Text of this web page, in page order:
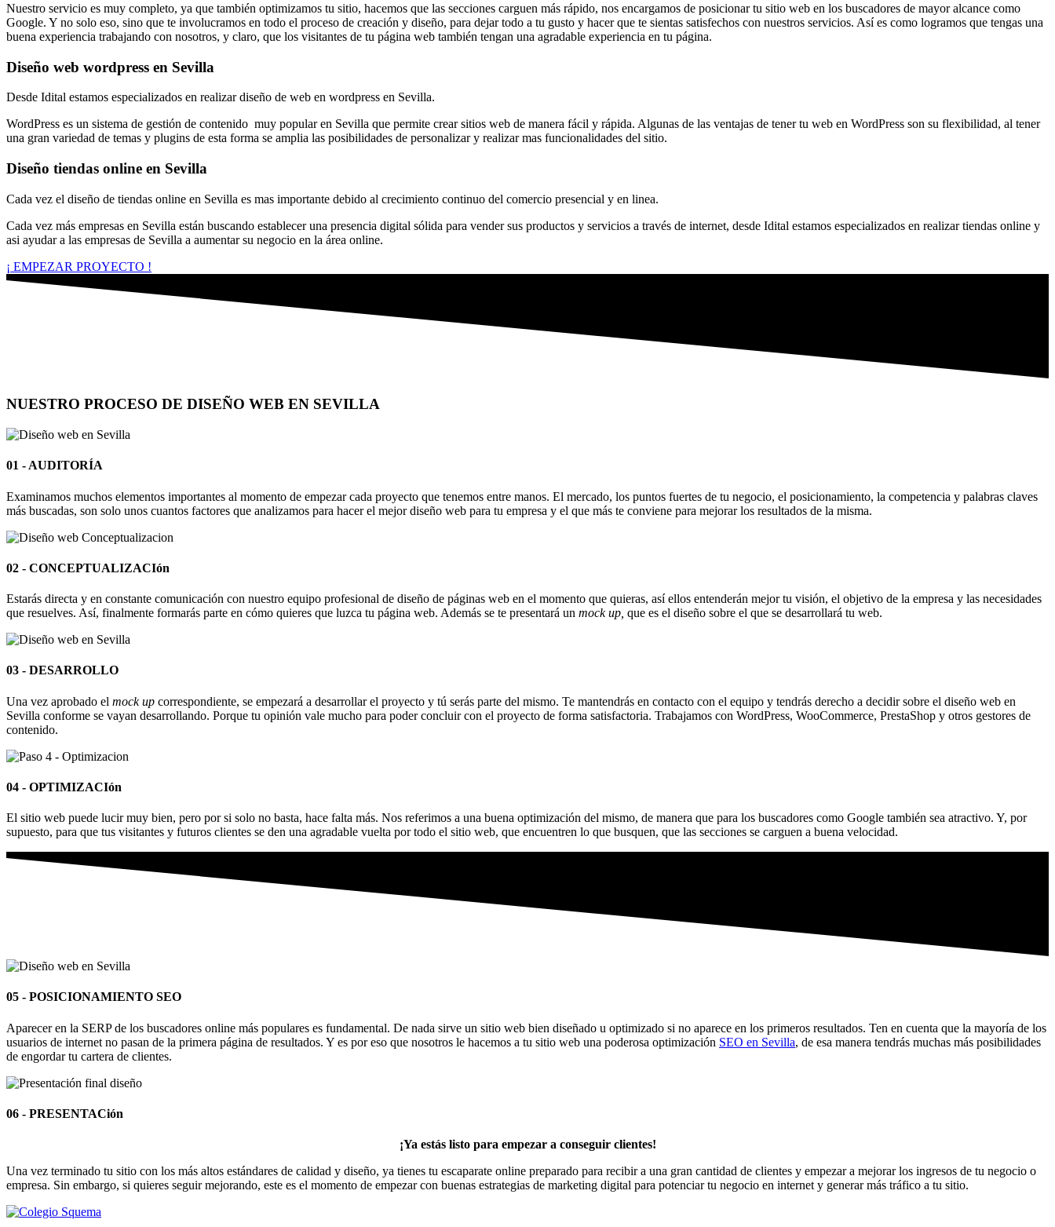
Nuestro servicio es muy completo, ya que también optimizamos tu sitio, hacemos que las secciones carguen más rápido, nos encargamos de posicionar tu sitio web en los buscadores de mayor alcance como
Google. Y no solo eso, sino que te involucramos en todo el proceso de creación y diseño, para dejar todo a tu gusto y hacer que te sientas satisfechos con nuestros servicios. Así es como logramos que tengas una
buena experiencia trabajando con nosotros, y claro, que los visitantes de tu página web también tengan una agradable experiencia en tu página.
Diseño web wordpress en Sevilla
Desde Idital estamos especializados en realizar diseño de web en wordpress en Sevilla.
WordPress es un sistema de gestión de contenido muy popular en Sevilla que permite crear sitios web de manera fácil y rápida. Algunas de las ventajas de tener tu web en WordPress son su flexibilidad, al tener
una gran variedad de temas y plugins de esta forma se amplia las posibilidades de personalizar y realizar mas funcionalidades del sitio.
Diseño tiendas online en Sevilla
Cada vez el diseño de tiendas online en Sevilla es mas importante debido al crecimiento continuo del comercio presencial y en linea.
Cada vez más empresas en Sevilla están buscando establecer una presencia digital sólida para vender sus productos y servicios a través de internet, desde Idital estamos especializados en realizar tiendas online y
asi ayudar a las empresas de Sevilla a aumentar su negocio en la área online.
¡ EMPEZAR PROYECTO !
NUESTRO PROCESO DE DISEÑO WEB EN SEVILLA
01 - AUDITORÍA
Examinamos muchos elementos importantes al momento de empezar cada proyecto que tenemos entre manos. El mercado, los puntos fuertes de tu negocio, el posicionamiento, la competencia y palabras claves
más buscadas, son solo unos cuantos factores que analizamos para hacer el mejor diseño web para tu empresa y el que más te conviene para mejorar los resultados de la misma.
02 - CONCEPTUALIZACIón
Estarás directa y en constante comunicación con nuestro equipo profesional de diseño de páginas web en el momento que quieras, así ellos entenderán mejor tu visión, el objetivo de la empresa y las necesidades
que resuelves. Así, finalmente formarás parte en cómo quieres que luzca tu página web. Además se te presentará un mock up, que es el diseño sobre el que se desarrollará tu web.
03 - DESARROLLO
Una vez aprobado el mock up correspondiente, se empezará a desarrollar el proyecto y tú serás parte del mismo. Te mantendrás en contacto con el equipo y tendrás derecho a decidir sobre el diseño web en
Sevilla conforme se vayan desarrollando. Porque tu opinión vale mucho para poder concluir con el proyecto de forma satisfactoria. Trabajamos con WordPress, WooCommerce, PrestaShop y otros gestores de
contenido.
04 - OPTIMIZACIón
El sitio web puede lucir muy bien, pero por si solo no basta, hace falta más. Nos referimos a una buena optimización del mismo, de manera que para los buscadores como Google también sea atractivo. Y, por
supuesto, para que tus visitantes y futuros clientes se den una agradable vuelta por todo el sitio web, que encuentren lo que busquen, que las secciones se carguen a buena velocidad.
05 - POSICIONAMIENTO SEO
Aparecer en la SERP de los buscadores online más populares es fundamental. De nada sirve un sitio web bien diseñado u optimizado si no aparece en los primeros resultados. Ten en cuenta que la mayoría de los
usuarios de internet no pasan de la primera página de resultados. Y es por eso que nosotros le hacemos a tu sitio web una poderosa optimización SEO en Sevilla, de esa manera tendrás muchas más posibilidades
de engordar tu cartera de clientes.
06 - PRESENTACión
¡Ya estás listo para empezar a conseguir clientes!
Una vez terminado tu sitio con los más altos estándares de calidad y diseño, ya tienes tu escaparate online preparado para recibir a una gran cantidad de clientes y empezar a mejorar los ingresos de tu negocio o
empresa. Sin embargo, si quieres seguir mejorando, este es el momento de empezar con buenas estrategias de marketing digital para potenciar tu negocio en internet y generar más tráfico a tu sitio.